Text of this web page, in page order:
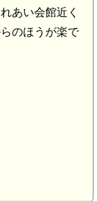
あい会館近く
のほうが楽で